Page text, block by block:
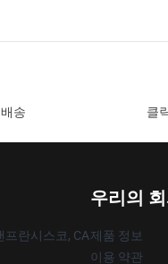
송
클
프란시스코, CA
우리의
제품 정보
이용 약관